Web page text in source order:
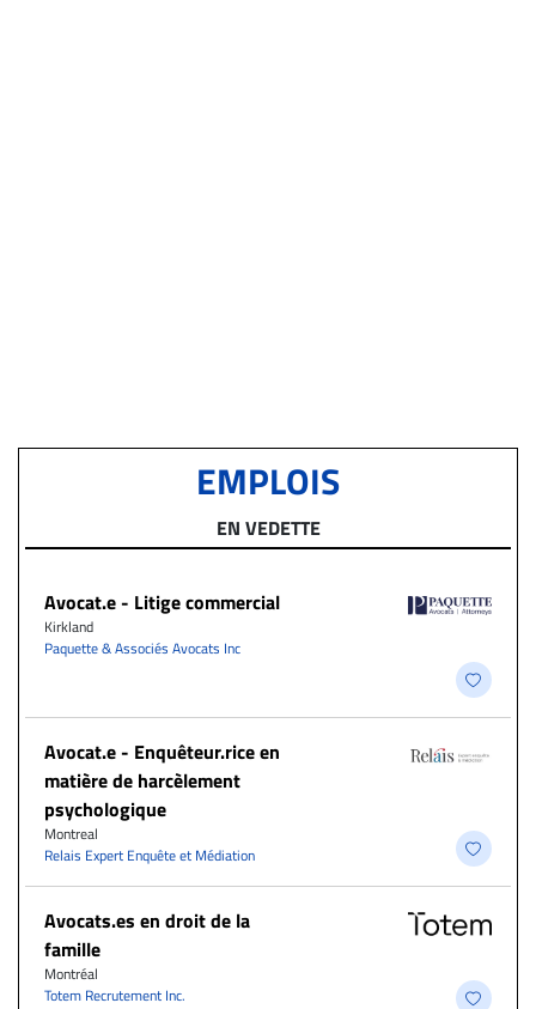
EMPLOIS
EN VEDETTE
Avocat.e - Litige commercial
Kirkland
Paquette & Associés Avocats Inc
Avocat.e - Enquêteur.rice en
matière de harcèlement
psychologique
Montreal
Relais Expert Enquête et Médiation
Avocats.es en droit de la
famille
Montréal
Totem Recrutement Inc.